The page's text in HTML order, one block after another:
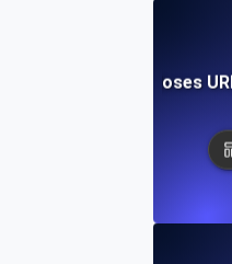
Kostenloses